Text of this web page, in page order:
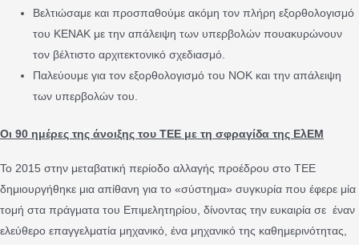
Βελτιώσαμε και προσπαθούμε ακόμη τον πλήρη εξορθολογισμό
του ΚΕΝΑΚ με την απάλειψη των υπερβολών πουακυρώνουν
τον βέλτιστο αρχιτεκτονικό σχεδιασμό.
Παλεύουμε για τον εξορθολογισμό του ΝΟΚ και την απάλειψη
των υπερβολών του.
Οι 90 ημέρες της άνοιξης του ΤΕΕ με τη σφραγίδα της ΕλΕΜ
Το 2015 στην μεταβατική περίοδο αλλαγής προέδρου στο ΤΕΕ
δημιουργήθηκε μια απίθανη για το «σύστημα» συγκυρία που έφερε μία
τομή στα πράγματα του Επιμελητηρίου, δίνοντας την ευκαιρία σε έναν
ελεύθερο επαγγελματία μηχανικό, ένα μηχανικό της καθημερινότητας,